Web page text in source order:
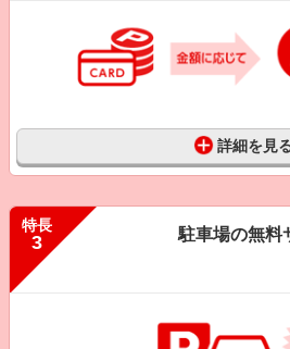
詳細を見
特長
3 駐車場の無料